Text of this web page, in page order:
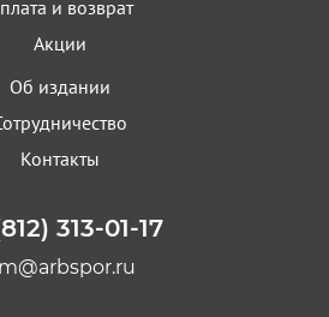
и возврат
Акции
Об издании
Контакты
313-01-17